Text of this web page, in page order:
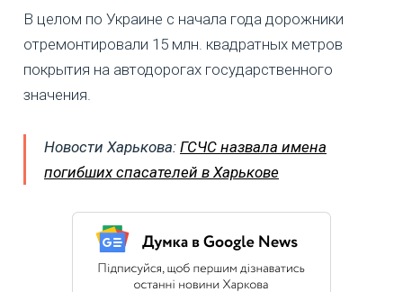
В целом по Украине с начала года дорожники
отремонтировали 15 млн. квадратных метров
покрытия на автодорогах государственного
значения.
Новости Харькова: ГСЧС назвала имена
погибших спасателей в Харькове